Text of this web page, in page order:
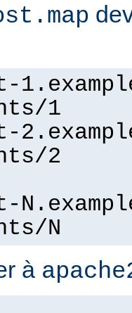
1
2
N
à